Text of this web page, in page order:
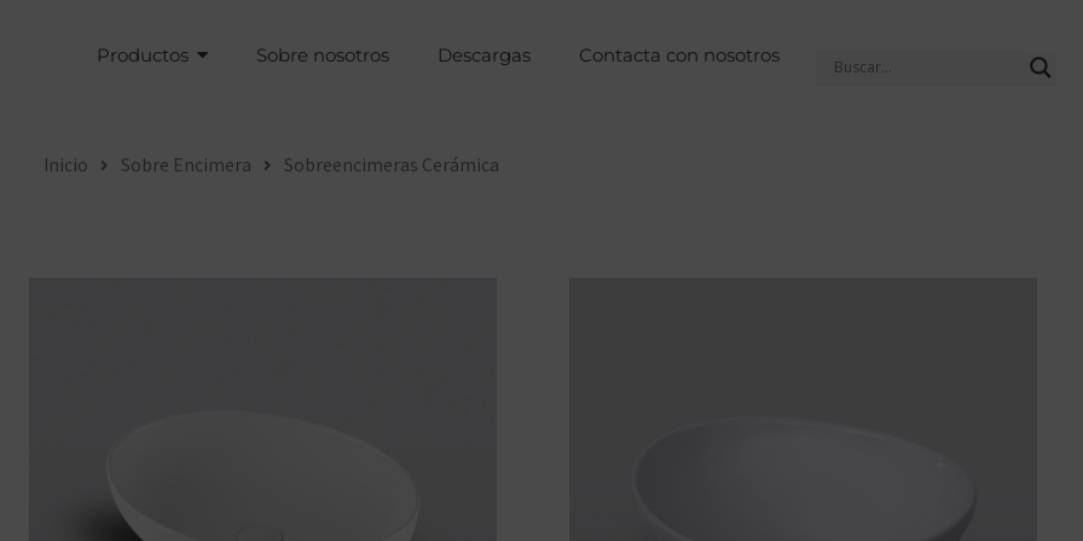
Productos Sobre nosotros Descargas Contacta con nosotros
Inicio Sobre Encimera Sobreencimeras Cerámica